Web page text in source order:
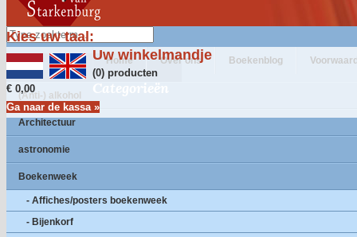
Kies uw taal:
Uw winkelmandje
(0) producten
€ 0,00
Ga naar de kassa »
Home Over ons Boekenblog
Categorieën
(Anti-) alkohol
Architectuur
astronomie
Boekenweek
- Affiches/posters boekenweek
- Bijenkorf